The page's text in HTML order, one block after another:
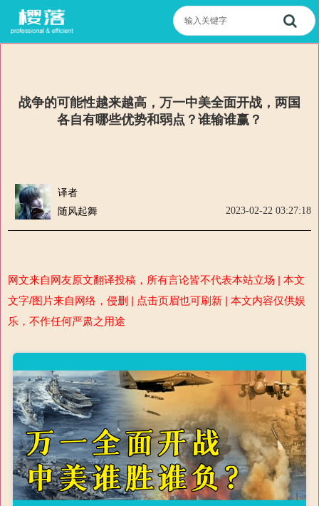
战争的可能性越来越高，万一中美全面开战，两国
各自有哪些优势和弱点？谁输谁赢？
译者
随风起舞
2023-02-22 03:27:18
网文来自网友原文翻译投稿，所有言论皆不代表本站立场 | 本文
文字/图片来自网络，侵删 | 点击页眉也可刷新 | 本文内容仅供娱
乐，不作任何严肃之用途